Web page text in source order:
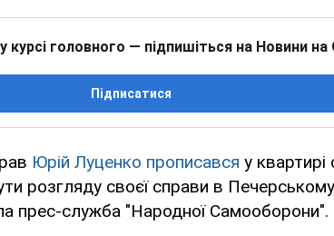
головного — підпишіться на Новини на
Підписатися
Юрій Луценко прописався у квартирі
розгляду своєї справи в Печерському
прес-служба "Народної Самооборони".